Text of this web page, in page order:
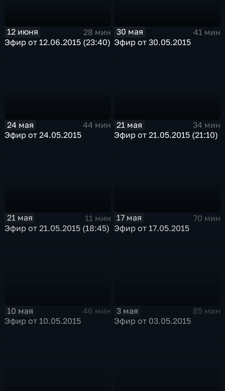
12 июня
28 мин
Эфир от 12.06.2015 (23:40)
30 мая
41 мин
Эфир от 30.05.2015
24 мая
44 мин
Эфир от 24.05.2015
21 мая
34 мин
Эфир от 21.05.2015 (21:10)
21 мая
11 мин
Эфир от 21.05.2015 (18:45)
17 мая
70 мин
Эфир от 17.05.2015
10 мая
46 мин
Эфир от 10.05.2015
3 мая
85 мин
Эфир от 03.05.2015